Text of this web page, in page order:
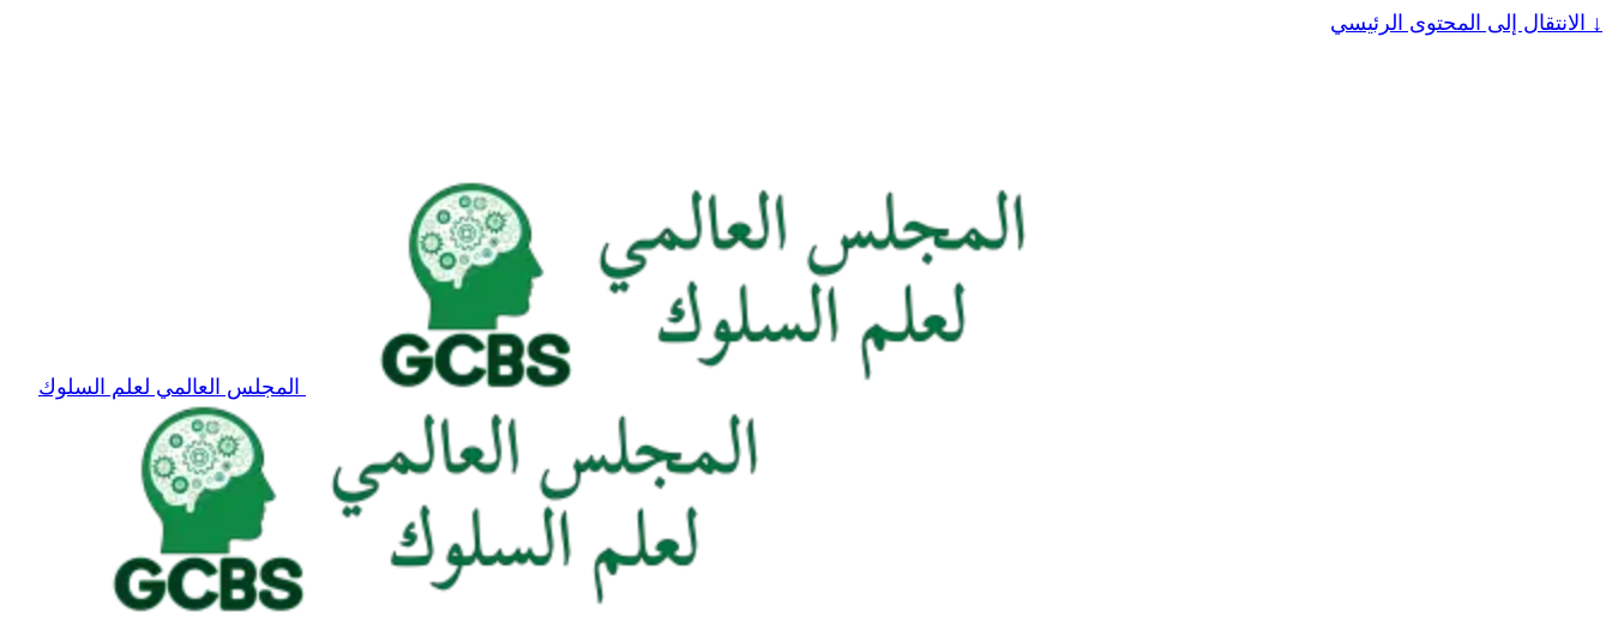
↓ الانتقال إلى المحتوى الرئيسي
المجلس العالمي لعلم السلوك